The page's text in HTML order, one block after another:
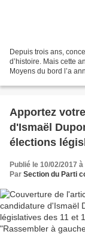
Depuis trois ans,
d’histoire. Mais cette
Moyens du bord l’a
Apportez
d'Ismaël
élections
dans la
à gauche
Publié le 10/02/2017
Par Section du Parti